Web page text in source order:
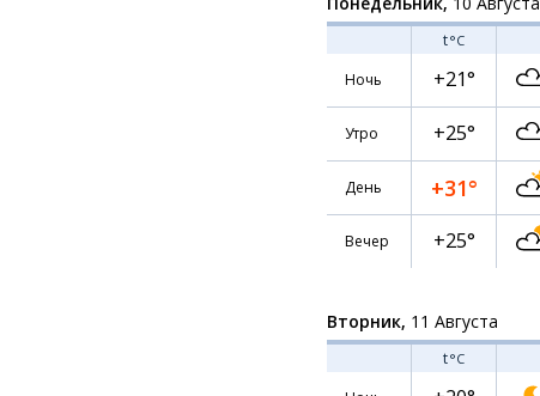
t°C
Ночь
+21°
Утро +25°
День +31°
Вечер +25°
Вторник, 11 Августа
t°C